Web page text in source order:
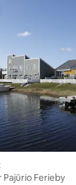
Ferieby